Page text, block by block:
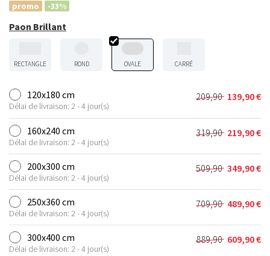
promo -33%
Paon Brillant
RECTANGLE ROND OVALE CARRÉ
120x180 cm
Délai de livraison: 2 - 4 jour(s)
209,90
Le
prix
initial
était :
209,90 €.
139,90€
Le
prix
actuel
est :
139,90 €.
160x240 cm
Délai de livraison: 2 - 4 jour(s)
319,90
Le
prix
initial
était :
319,90 €.
219,90€
Le
prix
actuel
est :
219,90 €.
200x300 cm
Délai de livraison: 2 - 4 jour(s)
509,90
Le
prix
initial
était :
509,90 €.
349,90€
Le
prix
actuel
est :
349,90 €.
250x360 cm
Délai de livraison: 2 - 4 jour(s)
709,90
Le
prix
initial
était :
489,90€
Le
prix
actuel
est :
300x400 cm
Délai de livraison: 2 - 4 jour(s)
889,90
Le 609,90€
Le